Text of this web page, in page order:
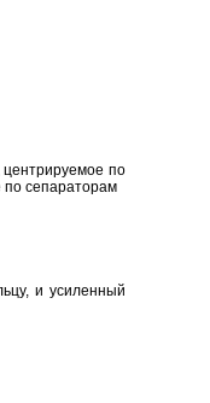
центрируемое по
по сепараторам
и усиленный